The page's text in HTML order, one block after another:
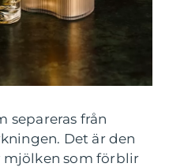
separeras från
Det är den
mjölken som förblir